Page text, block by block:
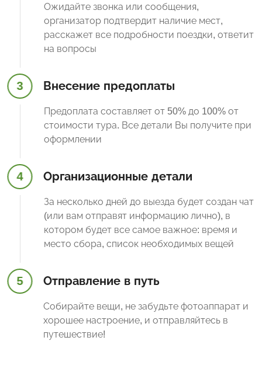
Ожидайте звонка или сообщения,
организатор подтвердит наличие мест,
расскажет все подробности поездки, ответит
на вопросы
3 Внесение предоплаты
Предоплата составляет от 50% до 100% от
стоимости тура. Все детали Вы получите при
оформлении
4 Организационные детали
За несколько дней до выезда будет создан чат
(или вам отправят информацию лично), в
котором будет все самое важное: время и
место сбора, список необходимых вещей
5 Отправление в путь
Собирайте вещи, не забудьте фотоаппарат и
хорошее настроение, и отправляйтесь в
путешествие!